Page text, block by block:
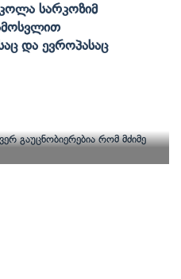
Სარკოზიმ
Და Ევროპასაც